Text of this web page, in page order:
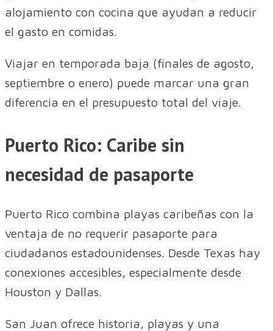
alojamiento con cocina que ayudan a reducir
el gasto en comidas.
Viajar en temporada baja (finales de agosto,
septiembre o enero) puede marcar una gran
diferencia en el presupuesto total del viaje.
Puerto Rico: Caribe sin
necesidad de pasaporte
Puerto Rico combina playas caribeñas con la
ventaja de no requerir pasaporte para
ciudadanos estadounidenses. Desde Texas hay
conexiones accesibles, especialmente desde
Houston y Dallas.
San Juan ofrece historia, playas y una